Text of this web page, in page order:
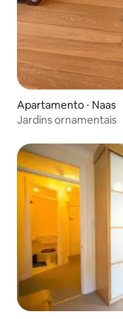
Apartamento ⋅ Naas
Jardins ornamentais